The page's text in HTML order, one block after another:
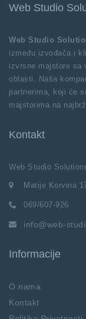
Web Studio
Web Studio
između izvođača i
izvrsne majstore sa
oblasti. Naša
partnerima, koji će
majstorima na
Kontakt
Web Studio
Matije Korvina
069/607-926
info@web-
Informacije
O nama
Kontakt